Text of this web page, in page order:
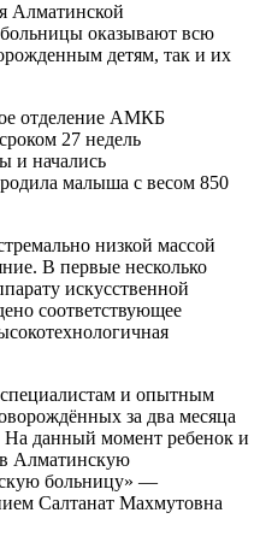
Алматинской
оказывают всю
детям, так и их
отделение АМКБ
27 недель
и начались
малыша с весом 850
низкой массой
В первые несколько
искусственной
соответствующее
и опытным
за два месяца
На данный момент ребенок и
Алматинскую
больницу» —
Салтанат Махмутовна